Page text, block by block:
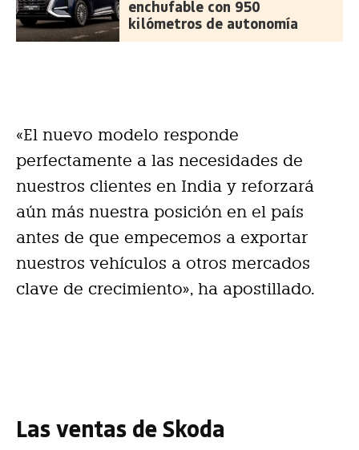
enchufable con 950
kilómetros de autonomía
«El nuevo modelo responde
perfectamente a las necesidades de
nuestros clientes en India y reforzará
aún más nuestra posición en el país
antes de que empecemos a exportar
nuestros vehículos a otros mercados
clave de crecimiento», ha apostillado.
Las ventas de Skoda